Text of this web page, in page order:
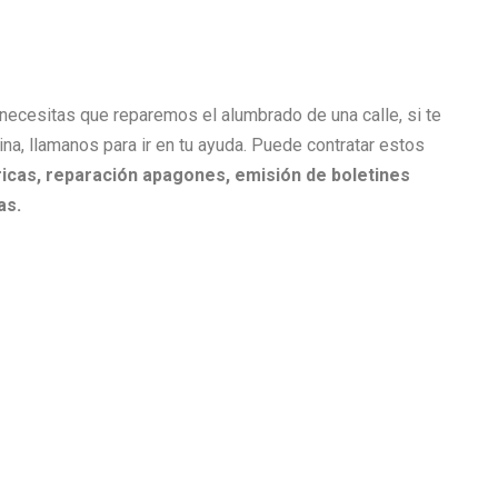
que reparemos el alumbrado de una calle, si te
llamanos para ir en tu ayuda. Puede contratar estos
reparación apagones, emisión de boletines